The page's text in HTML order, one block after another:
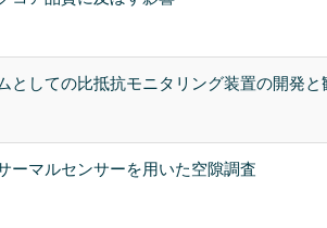
としての比抵抗モニタリング装置の開発と
ーマルセンサーを用いた空隙調査